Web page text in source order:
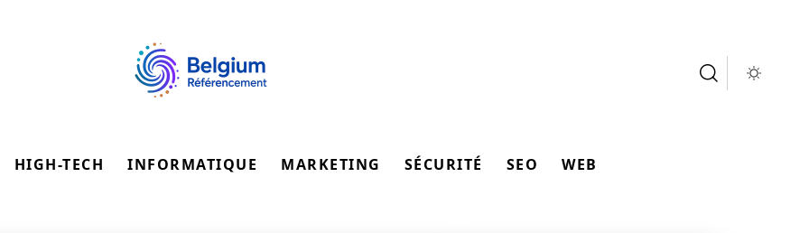
HIGH-TECH INFORMATIQUE MARKETING SÉCURITÉ SEO WEB